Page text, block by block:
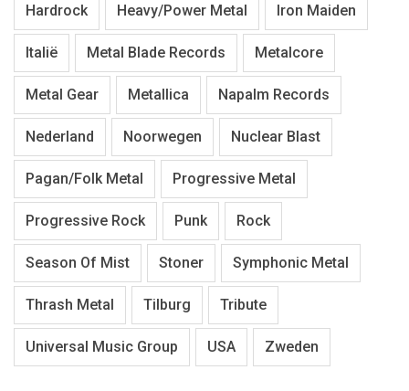
Hardrock Heavy/Power Metal Iron Maiden
Italië Metal Blade Records Metalcore
Metal Gear Metallica Napalm Records
Nederland Noorwegen Nuclear Blast
Pagan/Folk Metal Progressive Metal
Progressive Rock Punk Rock
Season Of Mist Stoner Symphonic Metal
Thrash Metal Tilburg Tribute
Universal Music Group USA Zweden